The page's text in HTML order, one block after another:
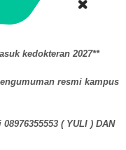
kedokteran 2027**
resmi kampus
( YULI ) DAN